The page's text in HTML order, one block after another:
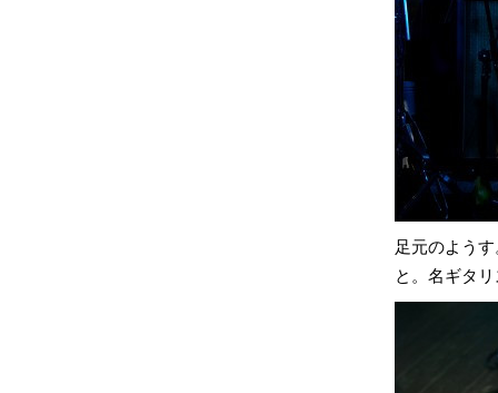
足元のよう
と。名ギタ